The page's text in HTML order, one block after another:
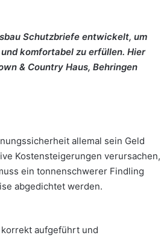
Schutzbriefe entwickelt, um
komfortabel zu erfüllen. Hier
& Country Haus, Behringen
allemal sein Geld
Kostensteigerungen verursachen,
ein tonnenschwerer Findling
abgedichtet werden.
aufgeführt und